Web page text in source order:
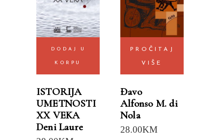
DODAJ U
KORPU
ISTORIJA
UMETNOSTI
XX VEKA
Deni Laure
PROČITAJ
VIŠE
Đavo
Alfonso M. di
Nola
28.00KM